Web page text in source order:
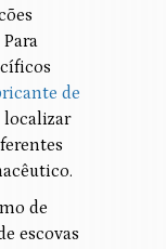
de
localizar
de
escovas